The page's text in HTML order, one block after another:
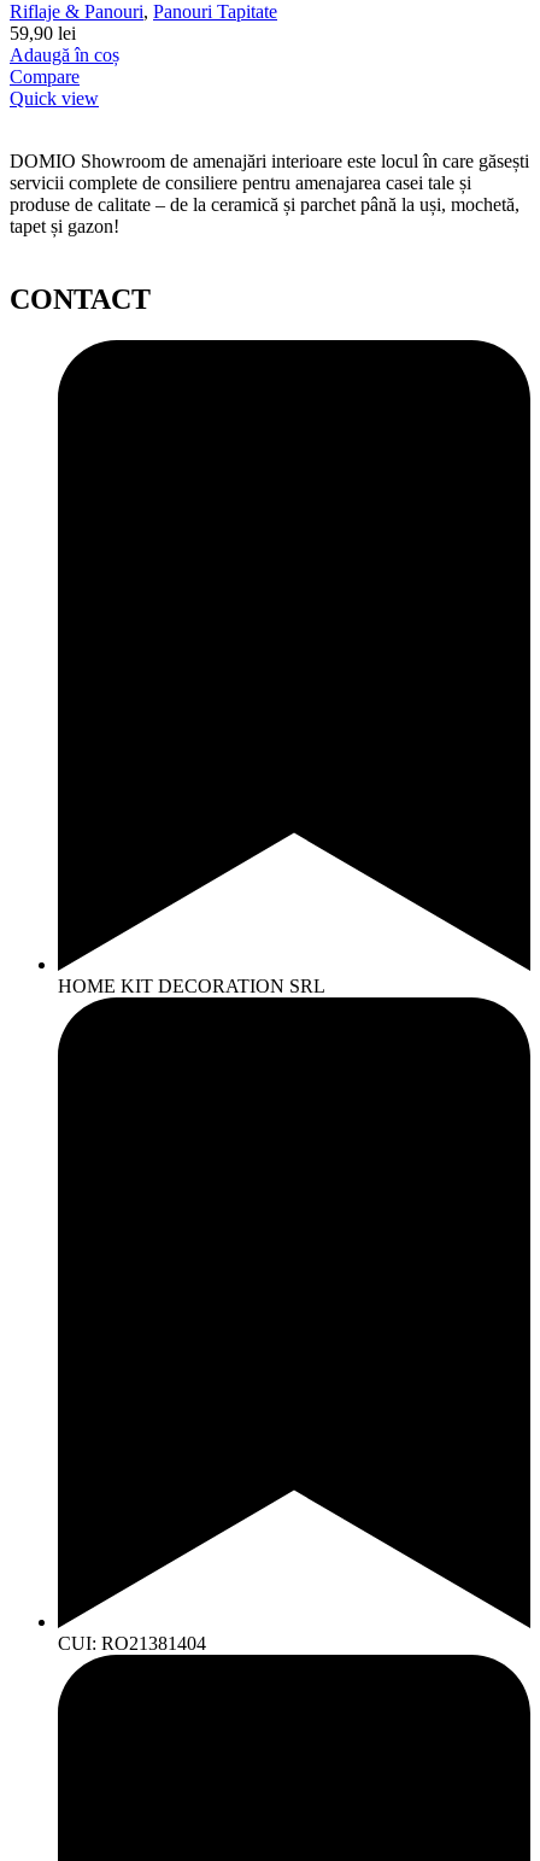
Riflaje & Panouri, Panouri Tapitate
59,90 lei
Adaugă în coș
Compare
Quick view
DOMIO Showroom de amenajări interioare este locul în care găsești
servicii complete de consiliere pentru amenajarea casei tale și
produse de calitate – de la ceramică și parchet până la uși, mochetă,
tapet și gazon!
CONTACT
HOME KIT DECORATION SRL
CUI: RO21381404